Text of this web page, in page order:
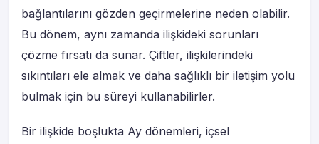
bağlantılarını gözden geçirmelerine neden olabilir.
Bu dönem, aynı zamanda ilişkideki sorunları
çözme fırsatı da sunar. Çiftler, ilişkilerindeki
sıkıntıları ele almak ve daha sağlıklı bir iletişim yolu
bulmak için bu süreyi kullanabilirler.
Bir ilişkide boşlukta Ay dönemleri, içsel